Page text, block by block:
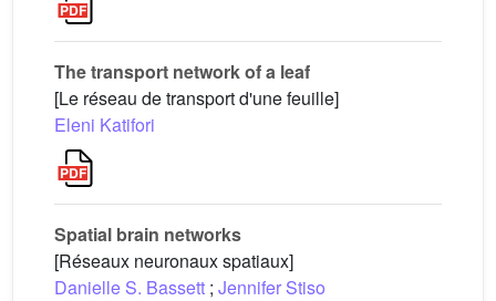
The transport network of a leaf
[Le réseau de transport d'une feuille]
Eleni Katifori
Spatial brain networks
[Réseaux neuronaux spatiaux]
Danielle S. Bassett ; Jennifer Stiso